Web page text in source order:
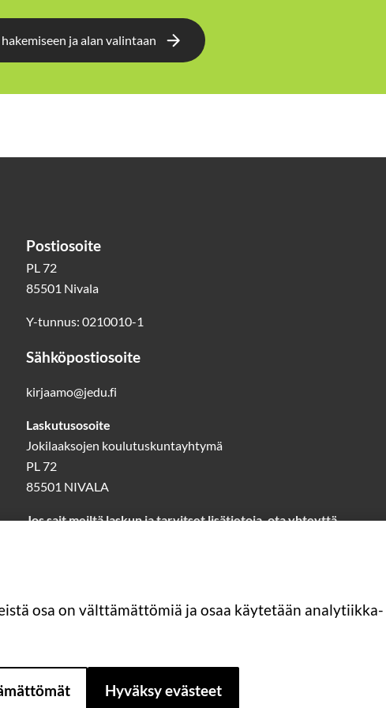
ja alan valintaan
Postiosoite
PL 72
85501 Nivala
Y-tunnus: 0210010-1
Sähköpostiosoite
kirjaamo@jedu.fi
Laskutusosoite
Jokilaaksojen koulutuskuntayhtymä
PL 72
85501 NIVALA
Jos sait meiltä laskun ja tarvitset lisätietoja, ota yhteyttä
Lue lisää laskutuksesta
osa on välttämättömiä ja osaa käytetään
Hyväksy evästeet